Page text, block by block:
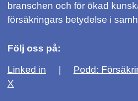
branschen och för ökad
försäkringars betydelse i
Följ oss på:
Linked in
Podd:
X